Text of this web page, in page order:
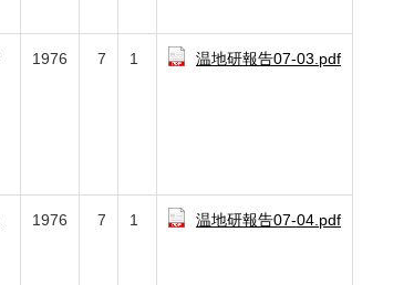
1976 7 1 温地研報告07-03.pdf
1976 7 1 温地研報告07-04.pdf